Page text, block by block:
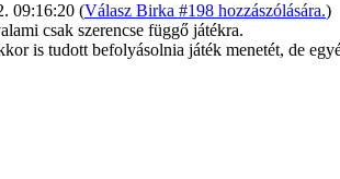
09:16:20 (Válasz Birka #198 hozzászólására.)
csak szerencse függő játékra.
is tudott befolyásolnia játék menetét, de